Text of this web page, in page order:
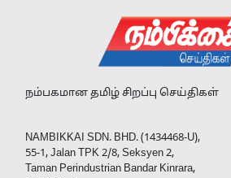
நம்பகமான தமிழ் சிறப்பு செய்திகள்
NAMBIKKAI SDN. BHD. (1434468-U),
55-1, Jalan TPK 2/8, Seksyen 2,
Taman Perindustrian Bandar Kinrara,